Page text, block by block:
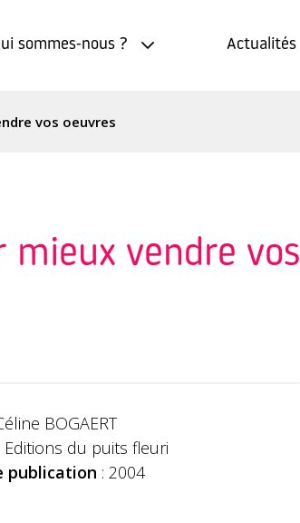
sommes-nous ? Actualités
vos oeuvres
mieux vendre vos
BOGAERT
Editions du puits fleuri
publication : 2004